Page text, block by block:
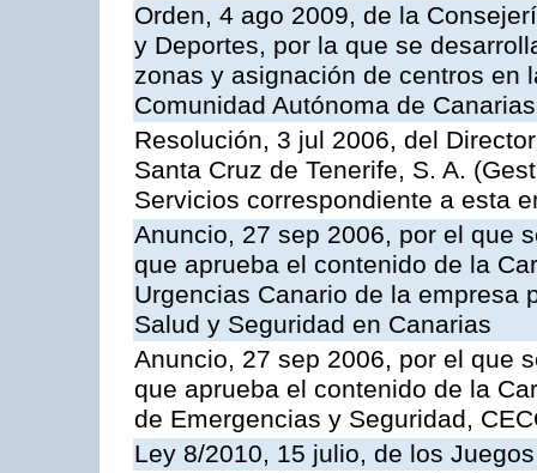
Orden, 4 ago 2009, de la
y Deportes, por la que se
zonas y asignación de centros en
Comunidad Autónoma de Canarias
Resolución, 3 jul 2006, del
Santa Cruz de Tenerife, S. A.
Servicios correspondiente a esta
Anuncio, 27 sep 2006, por el que
que aprueba el contenido de la
Urgencias Canario de la empresa
Salud y Seguridad en Canarias
Anuncio, 27 sep 2006, por el que
que aprueba el contenido de la
de Emergencias y Seguridad,
Ley 8/2010, 15 julio, de los